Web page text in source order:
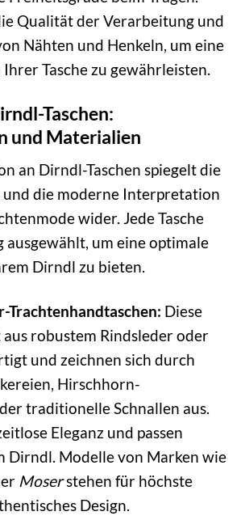
Qualität der Verarbeitung und
Nähten und Henkeln, um eine
Tasche zu gewährleisten.
Taschen:
und Materialien
an Dirndl-Taschen spiegelt die
die moderne Interpretation
wider. Jede Tasche
um eine optimale
Dirndl zu bieten.
Trachtenhandtaschen: Diese
aus robustem Rindsleder oder
und zeichnen sich durch
Hirschhorn-
traditionelle Schnallen aus.
Eleganz und passen
Dirndl. Modelle von Marken wie
Moserstehen für höchste
Design.